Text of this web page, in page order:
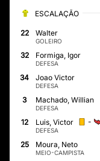
ESCALAÇÃO
22 Walter
GOLEIRO
32 Formiga, Igor
DEFESA
34 Joao Victor
DEFESA
3 Machado, Willian
DEFESA
12 Luis, Victor -
DEFESA
25 Moura, Neto
MEIO-CAMPISTA